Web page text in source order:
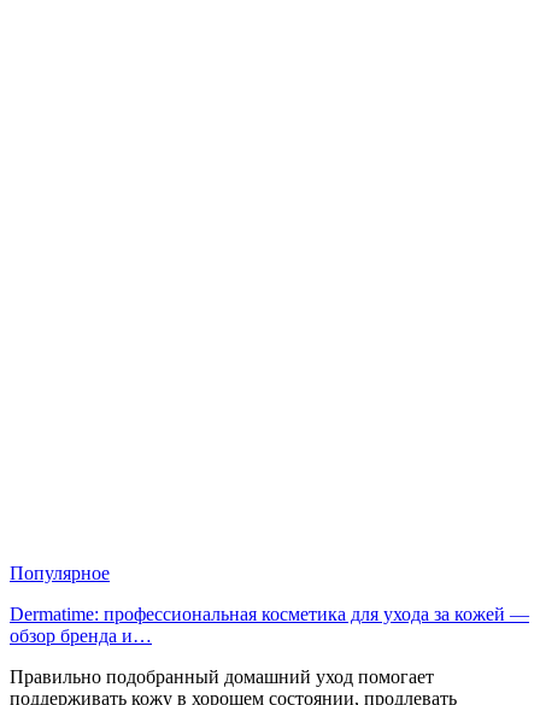
Популярное
Dermatime: профессиональная косметика для ухода за кожей —
обзор бренда и…
Правильно подобранный домашний уход помогает
поддерживать кожу в хорошем состоянии, продлевать